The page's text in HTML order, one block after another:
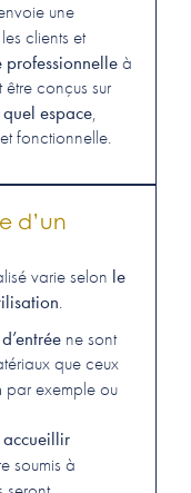
une
clients et
professionnelle à
être conçus sur
quel espace,
fonctionnelle.
d’un
varie selon le
.
ne sont
que ceux
par exemple ou
accueillir
soumis à